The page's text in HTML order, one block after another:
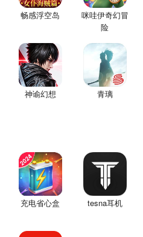
畅感浮空岛
咪哇伊奇幻冒
险
神谕幻想 青璃
充电省心盒 tesna耳机